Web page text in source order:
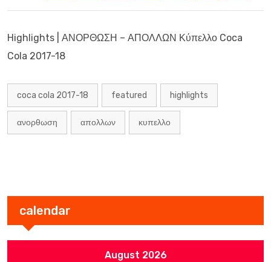
Highlights | ΑΝΟΡΘΩΣΗ – ΑΠΟΛΛΩΝ Κύπελλο Coca
Cola 2017-18
coca cola 2017-18 featured highlights
ανορθωση απολλων κυπελλο
calendar
August 2026